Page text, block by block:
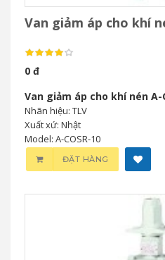
Van giảm áp cho khí
0 đ
Van giảm áp cho khí nén A-
Nhãn hiệu: TLV
Xuất xứ: Nhật
Model: A-COSR-10
ĐẶT HÀNG